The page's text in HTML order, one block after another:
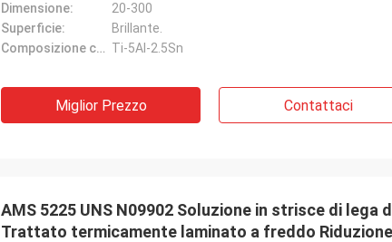
Dimensione:
20-300
Superficie:
Brillante.
Composizione chimica: Ti-5Al-2.5Sn
Miglior Prezzo Contattaci
AMS 5225 UNS N09902 Soluzione in strisce di lega
Trattato termicamente laminato a freddo Riduzione